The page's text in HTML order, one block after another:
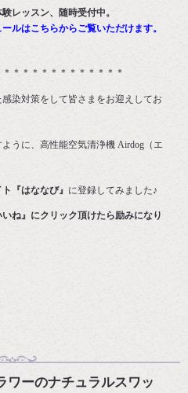
レッスン、随時受付中。
ルはこちらからご覧いただけます。
＊＊＊＊＊＊＊＊＊＊＊＊
染対策をして皆さまをお迎えしてお
うに、高性能空気清浄機 Airdog（エ
『はななび』 に登録してみました♪
ね』にクリック頂けたら励みになり
ワーのナチュラルスワッ